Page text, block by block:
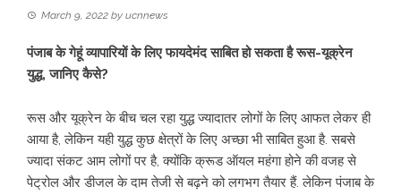
March 9, 2022 by ucnnews
पंजाब के गेहूं व्यापारियों के लिए फायदेमंद साबित हो सकता है रूस-यूक्रेन
युद्ध, जानिए कैसे?
रूस और यूक्रेन के बीच चल रहा युद्ध ज्यादातर लोगों के लिए आफत लेकर ही
आया है, लेकिन यही युद्ध कुछ क्षेत्रों के लिए अच्छा भी साबित हुआ है. सबसे
ज्यादा संकट आम लोगों पर है, क्योंकि क्रूड ऑयल महंगा होने की वजह से
पेट्रोल और डीजल के दाम तेजी से बढ़ने को लगभग तैयार हैं. लेकिन पंजाब के